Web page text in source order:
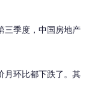
三季度，中国房地产
月环比都下跌了。其